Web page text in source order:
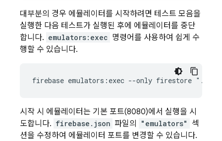
대부분의 경우 에뮬레이터를 시작하려면 테스트 모음을
실행한 다음 테스트가 실행된 후에 에뮬레이터를 중단
합니다. emulators:exec 명령어를 사용하여 쉽게 수
행할 수 있습니다.
firebase emulators:exec --only firestore "./
시작 시 에뮬레이터는 기본 포트(8080)에서 실행을 시
도합니다. firebase.json 파일의 "emulators"
섹
션을 수정하여 에뮬레이터 포트를 변경할 수 있습니다.